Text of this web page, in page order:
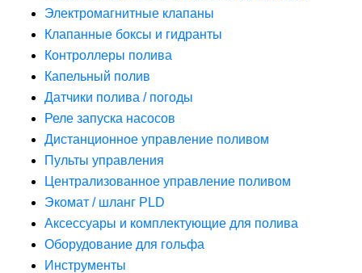
Электромагнитные клапаны
Клапанные боксы и гидранты
Контроллеры полива
Капельный полив
Датчики полива / погоды
Реле запуска насосов
Дистанционное управление поливом
Пульты управления
Централизованное управление поливом
Экомат / шланг PLD
Аксессуары и комплектующие для полива
Оборудование для гольфа
Инструменты